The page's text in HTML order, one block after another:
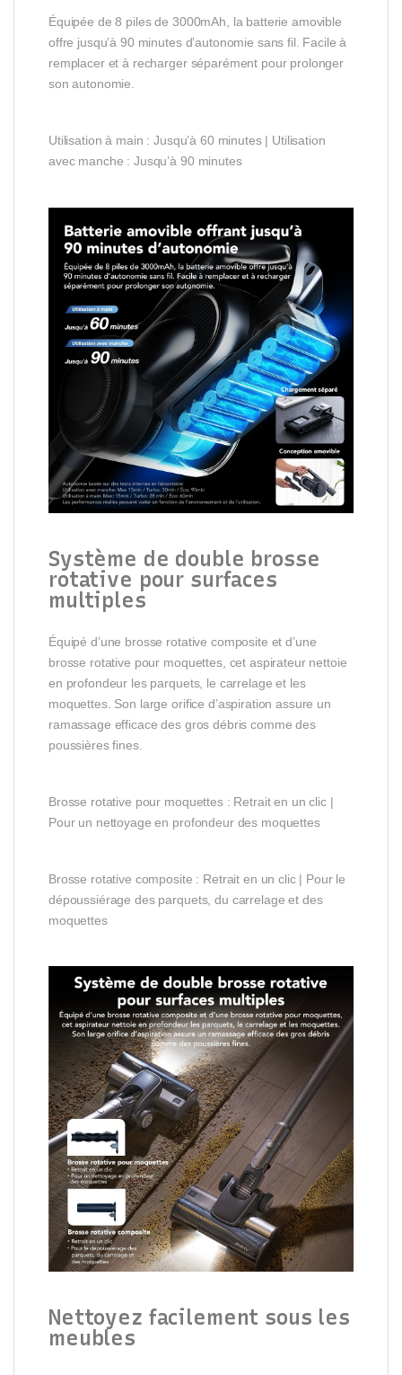
Équipée de 8 piles de 3000mAh, la batterie amovible
offre jusqu’à 90 minutes d’autonomie sans fil. Facile à
remplacer et à recharger séparément pour prolonger
son autonomie.
Utilisation à main : Jusqu’à 60 minutes | Utilisation
avec manche : Jusqu’à 90 minutes
Système de double brosse
rotative pour surfaces
multiples
Équipé d’une brosse rotative composite et d’une
brosse rotative pour moquettes, cet aspirateur nettoie
en profondeur les parquets, le carrelage et les
moquettes. Son large orifice d’aspiration assure un
ramassage efficace des gros débris comme des
poussières fines.
Brosse rotative pour moquettes : Retrait en un clic |
Pour un nettoyage en profondeur des moquettes
Brosse rotative composite : Retrait en un clic | Pour le
dépoussiérage des parquets, du carrelage et des
moquettes
Nettoyez facilement sous les
meubles